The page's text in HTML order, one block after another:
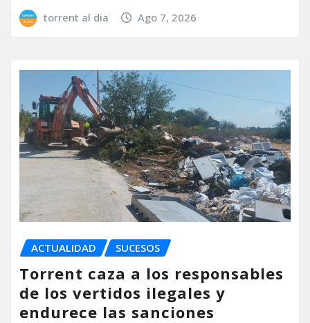
torrent al dia Ago 7, 2026
ACTUALIDAD SUCESOS
Torrent caza a los responsables
de los vertidos ilegales y
endurece las sanciones